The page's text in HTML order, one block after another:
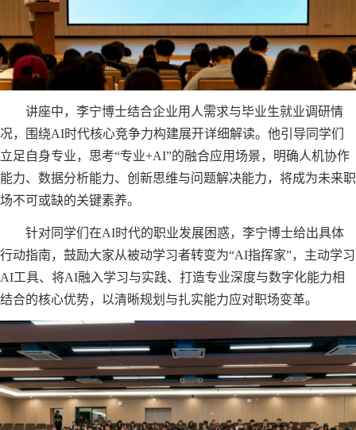
讲座中，李宁博士结合企业用人需求与毕业生就业调研情
况，围绕AI时代核心竞争力构建展开详细解读。他引导同学们
立足自身专业，思考“专业+AI”的融合应用场景，明确人机协作
能力、数据分析能力、创新思维与问题解决能力，将成为未来职
场不可或缺的关键素养。
针对同学们在AI时代的职业发展困惑，李宁博士给出具体
行动指南，鼓励大家从被动学习者转变为“AI指挥家”，主动学习
AI工具、将AI融入学习与实践、打造专业深度与数字化能力相
结合的核心优势，以清晰规划与扎实能力应对职场变革。